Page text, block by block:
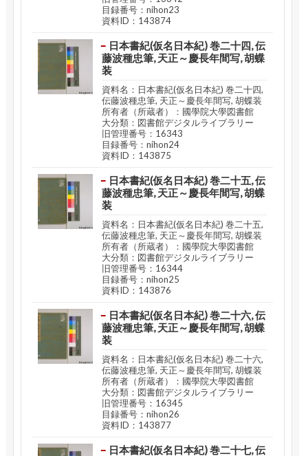
目録番号：nihon23
資料ID：143874
日本書紀(仮名日本紀) 巻二十四, 伝
藤波種忠筆, 天正～慶長年間写, 胡蝶
装
資料名：日本書紀(仮名日本紀) 巻二十四,
伝藤波種忠筆, 天正～慶長年間写, 胡蝶装
所有者（所蔵者）：國學院大學図書館
大分類：図書館デジタルライブラリー
旧管理番号：16343
目録番号：nihon24
資料ID：143875
日本書紀(仮名日本紀) 巻二十五, 伝
藤波種忠筆, 天正～慶長年間写, 胡蝶
装
資料名：日本書紀(仮名日本紀) 巻二十五,
伝藤波種忠筆, 天正～慶長年間写, 胡蝶装
所有者（所蔵者）：國學院大學図書館
大分類：図書館デジタルライブラリー
旧管理番号：16344
目録番号：nihon25
資料ID：143876
日本書紀(仮名日本紀) 巻二十六, 伝
藤波種忠筆, 天正～慶長年間写, 胡蝶
装
資料名：日本書紀(仮名日本紀) 巻二十六,
伝藤波種忠筆, 天正～慶長年間写, 胡蝶装
所有者（所蔵者）：國學院大學図書館
大分類：図書館デジタルライブラリー
旧管理番号：16345
目録番号：nihon26
資料ID：143877
日本書紀(仮名日本紀) 巻二十七, 伝